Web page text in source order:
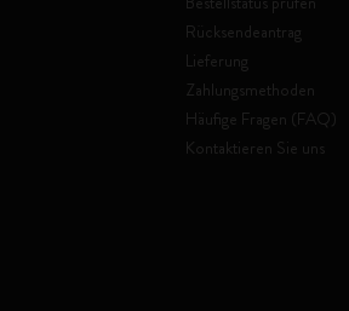
Rücksendeantrag
Lieferung
Zahlungsmethoden
Häufige Fragen (FAQ)
Kontaktieren Sie uns